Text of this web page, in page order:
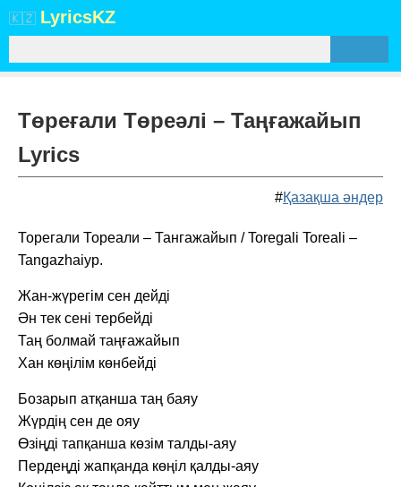
🇰🇿 LyricsKZ
Төреғали Төреәлі – Таңғажайып
Lyrics
#Қазақша әндер
Торегали Тореали – Тангажайып / Toregali Toreali –
Tangazhaiyp.
Жан-жүрегім сен дейді
Ән тек сені тербейді
Таң болмай таңғажайып
Хан көңілім көнбейді
Бозарып атқанша таң баяу
Жүрдің сен де ояу
Өзіңді тапқанша көзім талды-аяу
Пердеңді жапқанда көңіл қалды-аяу